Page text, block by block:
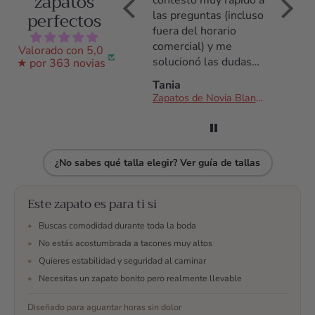
perfectos
Valorado con 5,0
★ por 363 novias
la boda con ellos.
Sencillamente
preciosos! El trato por
parte de las chicas de
las preguntas (incluso
fuera del horario
comercial) y me
solucionó las dudas
que tenía sobre
talla,anchura del
zapato, me envió más
opciones por si no las
El producto resultó
ser genial! Los
y además super
todo el día con ellos
(impensable para las
que no solemos usar
tacón y encima un día
Mil gracias por tu
Tania
Zapatos de Novia Blanca
¿No sabes qué talla elegir? Ver guía de tallas
Este zapato es para ti si
•
Buscas comodidad durante toda la boda
•
No estás acostumbrada a tacones muy altos
•
Quieres estabilidad y seguridad al caminar
•
Necesitas un zapato bonito pero realmente llevable
Diseñado para aguantar horas sin dolor